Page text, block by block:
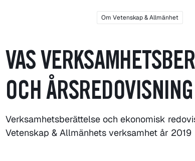
Om Vetenskap & Allmänhet
VAS
OCH
Verksamhetsberättelse och ekonomisk
Vetenskap & Allmänhets verksamhet år 2019